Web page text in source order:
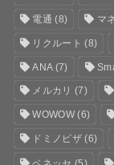
電通 (8) マ
リクルート (8)
ANA(7)
メルカリ (7)
WOWOW(6)
ドミノピザ(6)
ベネッセ (5)